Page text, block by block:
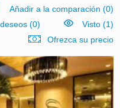
Añadir a la comparación (0)
(0)
Visto (1)
Ofrezca su precio